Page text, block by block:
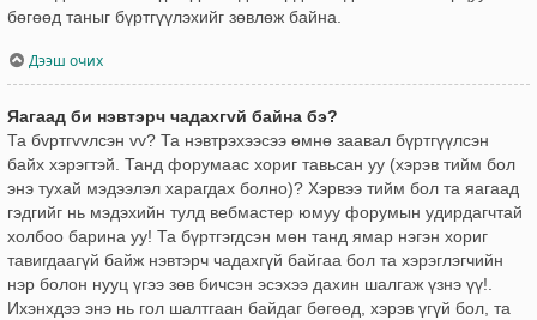
бөгөөд таныг бүртгүүлэхийг зөвлөж байна.
Дээш очих
Яагаад би нэвтэрч чадахгvй байна бэ?
Та бvртгvvлсэн vv? Та нэвтрэхээсээ өмнө заавал бүртгүүлсэн
байх хэрэгтэй. Танд форумаас хориг тавьсан уу (хэрэв тийм бол
энэ тухай мэдээлэл харагдах болно)? Хэрвээ тийм бол та яагаад
гэдгийг нь мэдэхийн тулд вебмастер юмуу форумын удирдагчтай
холбоо барина уу! Та бүртгэгдсэн мөн танд ямар нэгэн хориг
тавигдаагүй байж нэвтэрч чадахгүй байгаа бол та хэрэглэгчийн
нэр болон нууц үгээ зөв бичсэн эсэхээ дахин шалгаж үзнэ үү!.
Ихэнхдээ энэ нь гол шалтгаан байдаг бөгөөд, хэрэв үгүй бол, та